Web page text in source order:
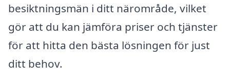
besiktningsmän i ditt närområde, vilket
gör att du kan jämföra priser och tjänster
för att hitta den bästa lösningen för just
ditt behov.